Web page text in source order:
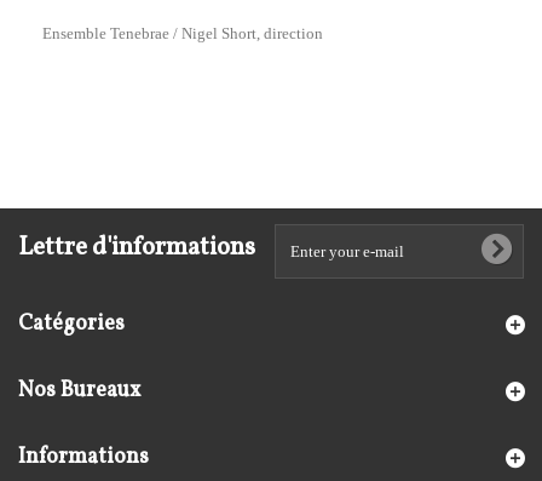
Ensemble Tenebrae / Nigel Short, direction
Lettre d'informations
Catégories
Nos Bureaux
Informations